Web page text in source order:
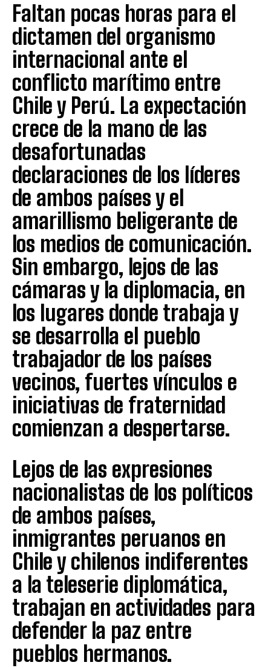
Faltan pocas horas para el
dictamen del organismo
internacional ante el
conflicto marítimo entre
Chile y Perú. La expectación
crece de la mano de las
desafortunadas
declaraciones de los líderes
de ambos países y el
amarillismo beligerante de
los medios de comunicación.
Sin embargo, lejos de las
cámaras y la diplomacia, en
los lugares donde trabaja y
se desarrolla el pueblo
trabajador de los países
vecinos, fuertes vínculos e
iniciativas de fraternidad
comienzan a despertarse.
Lejos de las expresiones
nacionalistas de los políticos
de ambos países,
inmigrantes peruanos en
Chile y chilenos indiferentes
a la teleserie diplomática,
trabajan en actividades para
defender la paz entre
pueblos hermanos.